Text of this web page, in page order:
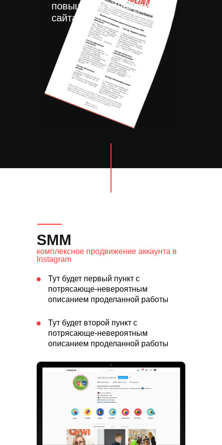
повышения конверсии
сайта.
комплексное продвижение аккаунта в
Instagram
SMM
Тут будет первый пункт с
потрясающе-невероятным
описанием проделанной работы
Тут будет второй пункт с
потрясающе-невероятным
описанием проделанной работы